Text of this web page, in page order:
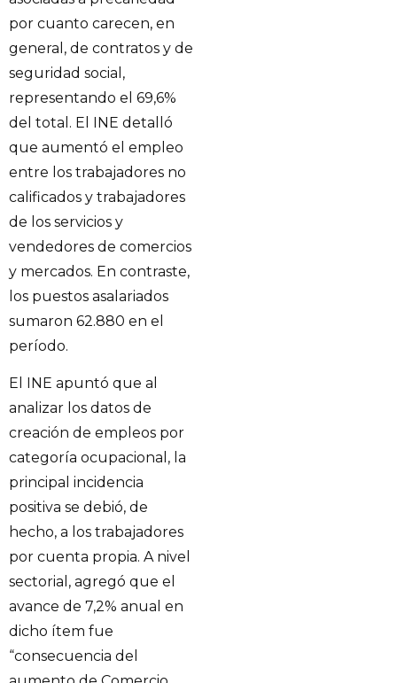
por cuanto carecen, en
general, de contratos y de
seguridad social,
representando el 69,6%
del total. El INE detalló
que aumentó el empleo
entre los trabajadores no
calificados y trabajadores
de los servicios y
vendedores de comercios
y mercados. En contraste,
los puestos asalariados
sumaron 62.880 en el
período.
El INE apuntó que al
analizar los datos de
creación de empleos por
categoría ocupacional, la
principal incidencia
positiva se debió, de
hecho, a los trabajadores
por cuenta propia. A nivel
sectorial, agregó que el
avance de 7,2% anual en
dicho ítem fue
“consecuencia del